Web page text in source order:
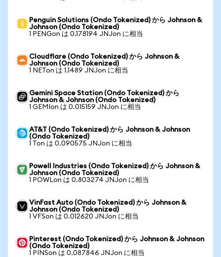
Penguin Solutions (Ondo Tokenized) から Johnson &
Johnson (Ondo Tokenized)
1 PENGon は 0.178194 JNJon に相当
Cloudflare (Ondo Tokenized) から Johnson &
Johnson (Ondo Tokenized)
1 NETon は 1.1489 JNJon に相当
Gemini Space Station (Ondo Tokenized) から
Johnson & Johnson (Ondo Tokenized)
1 GEMIon は 0.015159 JNJon に相当
AT&T (Ondo Tokenized) から Johnson & Johnson
(Ondo Tokenized)
1 Ton は 0.090575 JNJon に相当
Powell Industries (Ondo Tokenized) から Johnson &
Johnson (Ondo Tokenized)
1 POWLon は 0.803274 JNJon に相当
VinFast Auto (Ondo Tokenized) から Johnson &
Johnson (Ondo Tokenized)
1 VFSon は 0.012620 JNJon に相当
Pinterest (Ondo Tokenized) から Johnson & Johnson
(Ondo Tokenized)
1 PINSon は 0.087846 JNJon に相当